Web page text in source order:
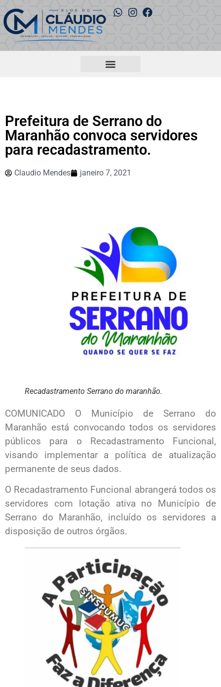
Prefeitura de Serrano do
Maranhão convoca servidores
para recadastramento.
Claudio Mendes janeiro 7, 2021
Recadastramento Serrano do maranhão.
COMUNICADO O Município de Serrano do
Maranhão está convocando todos os servidores
públicos para o Recadastramento Funcional,
visando implementar a política de atualização
permanente de seus dados.
O Recadastramento Funcional abrangerá todos os
servidores com lotação ativa no Município de
Serrano do Maranhão, incluído os servidores a
disposição de outros órgãos.